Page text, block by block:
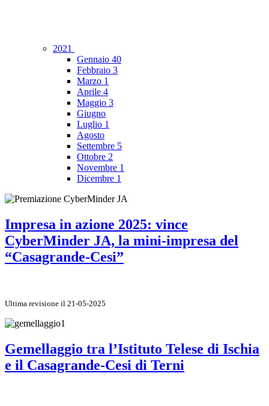
2021
Gennaio 40
Febbraio 3
Marzo 1
Aprile 4
Maggio 3
Giugno
Luglio 1
Agosto
Settembre 5
Ottobre 2
Novembre 1
Dicembre 1
Impresa in azione 2025: vince
CyberMinder JA, la mini-impresa del
“Casagrande-Cesi”
Ultima revisione il 21-05-2025
Gemellaggio tra l’Istituto Telese di Ischia
e il Casagrande-Cesi di Terni